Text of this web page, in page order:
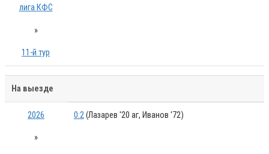
лига КФС
»
11-й тур
На выезде
2026
»
0:2(Лазарев '20 аг, Иванов '72)